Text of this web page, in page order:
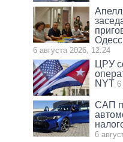
6 августа 2026, 12:24
ЦРУ
NYT 6
САП
6